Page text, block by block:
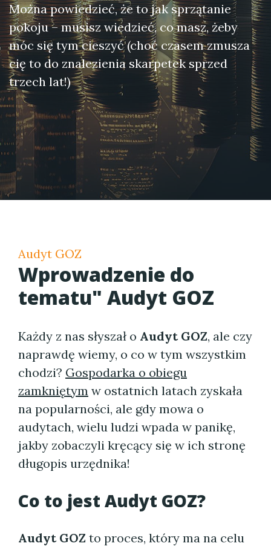
Można powiedzieć, że to jak sprzątanie
pokoju – musisz wiedzieć, co masz, żeby
móc się tym cieszyć (choć czasem zmusza
cię to do znalezienia skarpetek sprzed
trzech lat!)
Audyt GOZ
Wprowadzenie do
tematu" Audyt GOZ
Każdy z nas słyszał o Audyt GOZ, ale czy
naprawdę wiemy, o co w tym wszystkim
chodzi? Gospodarka o obiegu
zamkniętym w ostatnich latach zyskała
na popularności, ale gdy mowa o
audytach, wielu ludzi wpada w panikę,
jakby zobaczyli kręcący się w ich stronę
długopis urzędnika!
Co to jest Audyt GOZ?
Audyt GOZ to proces, który ma na celu